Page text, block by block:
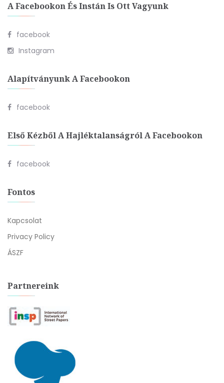
A Facebookon És Instán Is Ott Vagyunk
facebook
Instagram
Alapítványunk A Facebookon
facebook
Első Kézből A Hajléktalanságról A Facebookon
facebook
Fontos
Kapcsolat
Privacy Policy
ÁSZF
Partnereink